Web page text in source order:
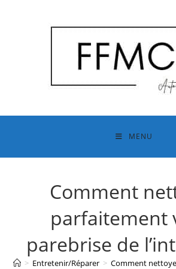
MENU
Comment
parfaitement
parebrise de
> Entretenir/Réparer > Comment